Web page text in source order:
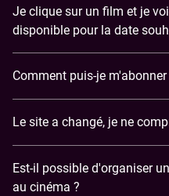
Je clique sur un film et je
disponible pour la date
Comment puis-je
Le site a changé, je ne
Est-il possible d'organiser
au cinéma ?